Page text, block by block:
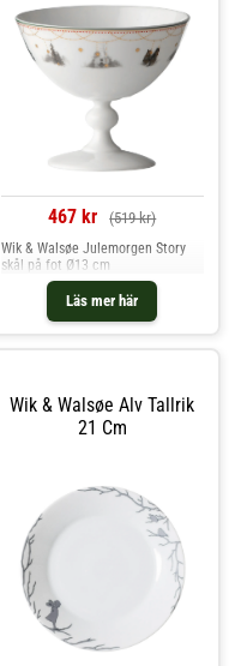
467 kr (519 kr)
Läs mer här
Wik & Walsøe Julemorgen Story
skål på fot Ø13 cm
Wik & Walsøe Alv Tallrik
21 Cm